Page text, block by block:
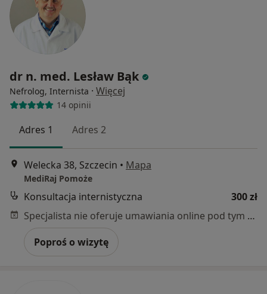
dr n. med. Lesław Bąk
Nefrolog, Internista · Więcej
14 opinii
Adres 1 Adres 2
Welecka 38, Szczecin • Mapa
MediRaj Pomoże
Konsultacja internistyczna
300 zł
Specjalista nie oferuje umawiania online pod tym adresem.
Poproś o wizytę